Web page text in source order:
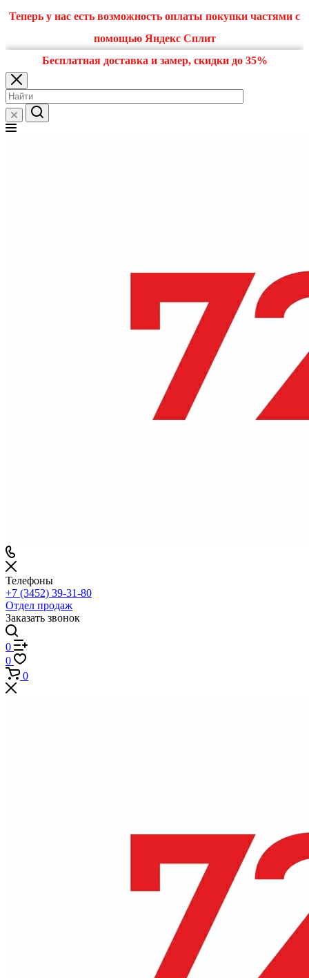
Теперь у нас есть возможность оплаты покупки частями с
помощью Яндекс Сплит
Бесплатная доставка и замер, скидки до 35%
Телефоны
+7 (3452) 39-31-80
Отдел продаж
Заказать звонок
0
0
0